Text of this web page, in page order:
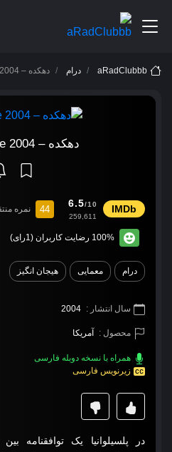
aRadClubbb درام دهکده – The Village 2004
دهکده – The Village 2004
6.5/10
259,611
44 نمره
100% رضایت کاربران (1رای)
درام معمایی هیجان انگیز
سال انتشار : 2004
محصول : آمریکا
همراه با نسخه دوبله فارسی
زیرنویس فارسی
در پلسیلوانیا یک توافقنامه